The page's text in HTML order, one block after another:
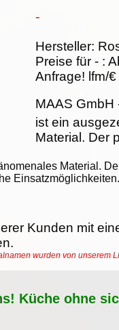
-
Material.
Einsatzmöglichkeiten.
Hersteller:
Preise für - :
Anfrage! lfm/€
MAAS GmbH
ist ein
Material. Der
Kunden mit
wurden von unserem
Küche ohne